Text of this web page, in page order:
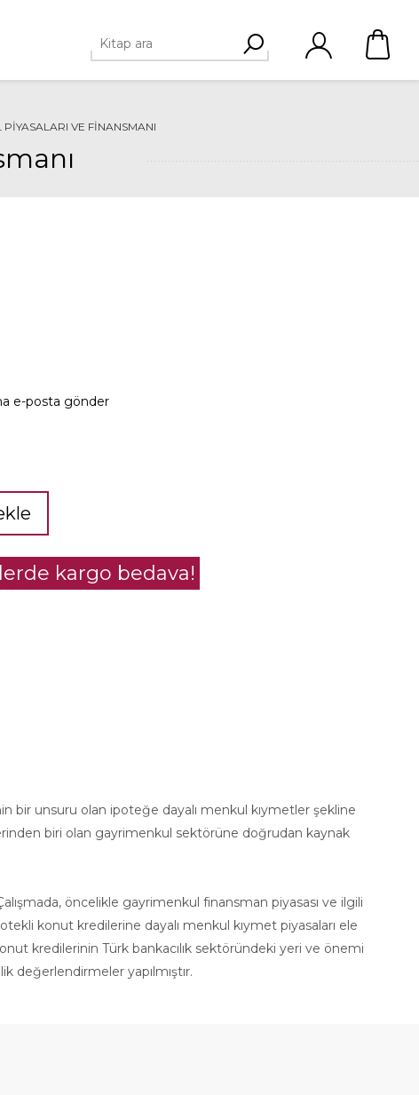
PIYASALARI VE FINANSMANI
e-posta gönder
kargo bedava!
bir unsuru olan ipoteğe dayalı menkul kıymetler şekline
biri olan gayrimenkul sektörüne doğrudan kaynak
öncelikle gayrimenkul finansman piyasası ve ilgili
konut kredilerine dayalı menkul kıymet piyasaları ele
kredilerinin Türk bankacılık sektöründeki yeri ve önemi
değerlendirmeler yapılmıştır.